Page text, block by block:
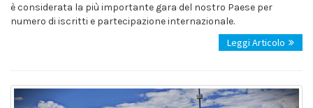
è considerata la più importante gara del nostro Paese per
numero di iscritti e partecipazione internazionale.
Leggi Articolo